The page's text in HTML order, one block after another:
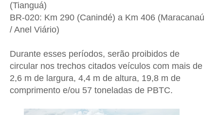
(Tianguá)
BR-020: Km 290 (Canindé) a Km 406 (Maracanaú
/ Anel Viário)
Durante esses períodos, serão proibidos de
circular nos trechos citados veículos com mais de
2,6 m de largura, 4,4 m de altura, 19,8 m de
comprimento e/ou 57 toneladas de PBTC.